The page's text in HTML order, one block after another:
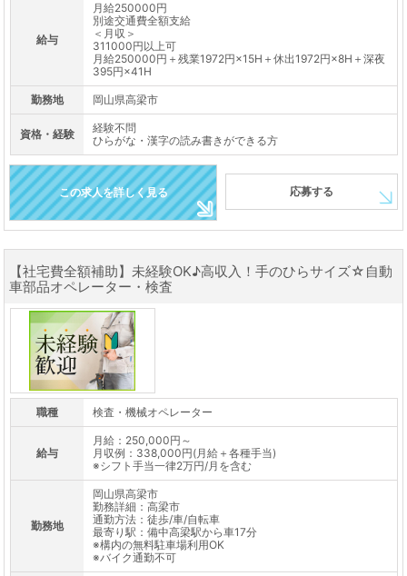
給与
月給250000円
別途交通費全額支給
＜月収＞
311000円以上可
月給250000円＋残業1972円×15H＋休出1972円×8H＋深夜
395円×41H
勤務地 岡山県高梁市
資格・経験
経験不問
ひらがな・漢字の読み書きができる方
この求人を詳しく見る 応募する
【社宅費全額補助】未経験OK♪高収入！手のひらサイズ☆自動
車部品オペレーター・検査
職種 検査・機械オペレーター
給与
月給：250,000円～
月収例：338,000円(月給＋各種手当)
※シフト手当一律2万円/月を含む
勤務地
岡山県高梁市
勤務詳細：高梁市
通勤方法：徒歩/車/自転車
最寄り駅：備中高梁駅から車17分
※構内の無料駐車場利用OK
※バイク通勤不可